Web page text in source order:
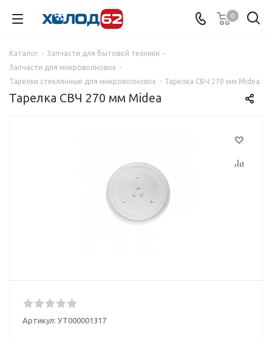
0
Каталог - Запчасти для бытовой техники -
Запчасти для микроволновок -
Тарелки стеклянные для микроволновок - Тарелка СВЧ 270 мм Midea
Тарелка СВЧ 270 мм Midea
Артикул: УТ000001317